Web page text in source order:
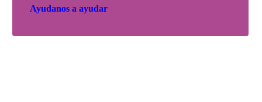
Ayudanos a ayudar